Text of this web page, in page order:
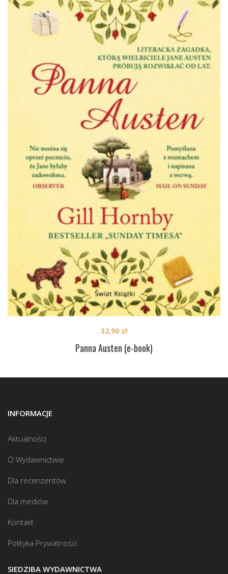
Panna Austen (e-book)
32,90 zł
INFORMACJE
Aktualności
O Wydawnictwie
Dla recenzentów
Dla mediów
Kontakt
Polityka Prywatności
SIEDZIBA WYDAWNICTWA